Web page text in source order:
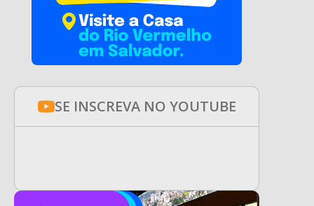
SE INSCREVA NO YOUTUBE